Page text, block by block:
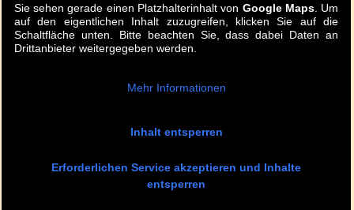
Sie sehen gerade einen Platzhalterinhalt von Google Maps . Um
auf den eigentlichen Inhalt zuzugreifen, klicken Sie auf die
Schaltfläche unten. Bitte beachten Sie, dass dabei Daten an
Drittanbieter weitergegeben werden.
Mehr Informationen
Inhalt entsperren
Erforderlichen Service akzeptieren und Inhalte
entsperren